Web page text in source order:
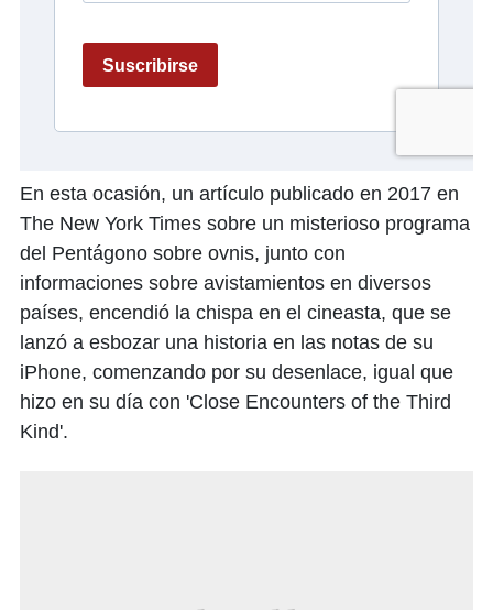
En esta ocasión, un artículo publicado en 2017 en
The New York Times sobre un misterioso programa
del Pentágono sobre ovnis, junto con
informaciones sobre avistamientos en diversos
países, encendió la chispa en el cineasta, que se
lanzó a esbozar una historia en las notas de su
iPhone, comenzando por su desenlace, igual que
hizo en su día con 'Close Encounters of the Third
Kind'.